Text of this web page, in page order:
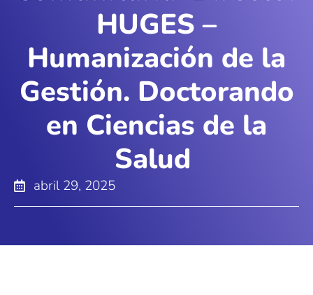
HUGES –
Humanización de la
Gestión. Doctorando
en Ciencias de la
Salud
abril 29, 2025